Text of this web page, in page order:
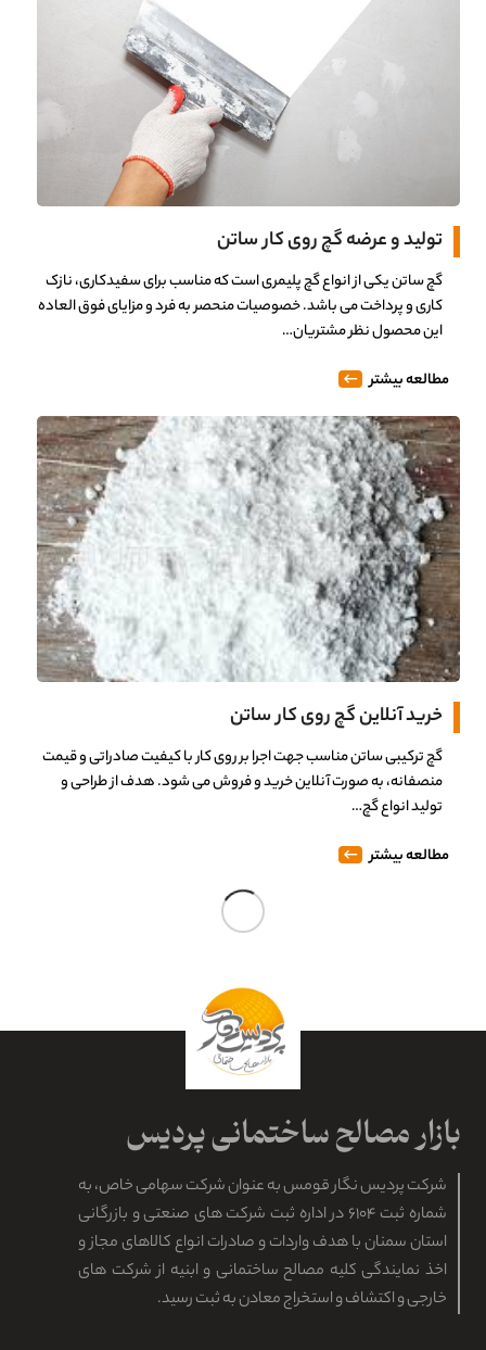
تولید و عرضه گچ روی کار ساتن
گچ ساتن یکی از انواع گچ پلیمری است که مناسب برای سفیدکاری، نازک
کاری و پرداخت می باشد. خصوصیات منحصر به فرد و مزایای فوق العاده
این محصول نظر مشتریان…
مطالعه بیشتر
خرید آنلاین گچ روی کار ساتن
گچ ترکیبی ساتن مناسب جهت اجرا بر روی کار با کیفیت صادراتی و قیمت
منصفانه، به صورت آنلاین خرید و فروش می شود. هدف از طراحی و
تولید انواع گچ…
مطالعه بیشتر
نمایندگی فروش گچ ضد رطوبت گیپتون مازندران
گچ گیپتون دارای خاصیت ضد رطوبت بوده و جهت گچ کاری در مازندران،
گزینه مطلوبی است. این محصول توسط نمایندگی فروش اینترنتی، به
قیمت مناسب در این استان عرضه می…